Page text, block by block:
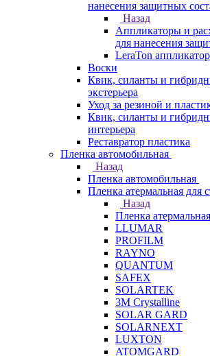
нанесения защитных
Назад
Аппликаторы и
для нанесения
LeraTon
Воски
Квик, силанты и
экстерьера
Уход за резиной и
Квик, силанты и
интерьера
Реставратор пластика
Пленка автомобильная
Назад
Пленка автомобильная
Пленка атермальная для
Назад
Пленка
LLUMAR
PROFILM
RAYNO
QUANTUM
SAFEX
SOLARTEK
3M Crystalline
SOLAR GARD
SOLARNEXT
LUXTON
ATOMGARD